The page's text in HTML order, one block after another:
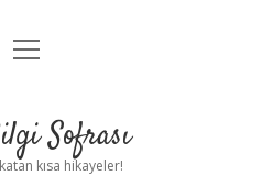
Anasayfa
Uyarı
menüyü
Sofrası
kısa hikayeler!